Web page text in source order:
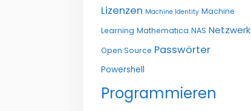
Lizenzen Machine Identity Machine
Learning Mathematica NAS Netzwerk
Open Source Passwörter
Powershell
Programmieren